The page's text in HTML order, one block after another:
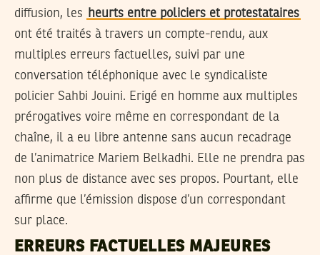
diffusion, les
heurts entre policiers et protestataires
ont été traités à travers un compte-rendu, aux
multiples erreurs factuelles, suivi par une
conversation téléphonique avec le syndicaliste
policier Sahbi Jouini. Erigé en homme aux multiples
prérogatives voire même en correspondant de la
chaîne, il a eu libre antenne sans aucun recadrage
de l’animatrice Mariem Belkadhi. Elle ne prendra pas
non plus de distance avec ses propos. Pourtant, elle
affirme que l’émission dispose d’un correspondant
sur place.
ERREURS FACTUELLES MAJEURES